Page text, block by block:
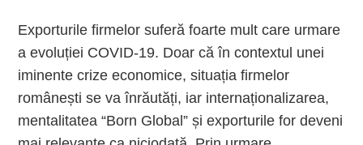
Exporturile firmelor suferă foarte mult care urmare
a evoluției COVID-19. Doar că în contextul unei
iminente crize economice, situația firmelor
românești se va înrăutăți, iar internaționalizarea,
mentalitatea “Born Global” și exporturile for deveni